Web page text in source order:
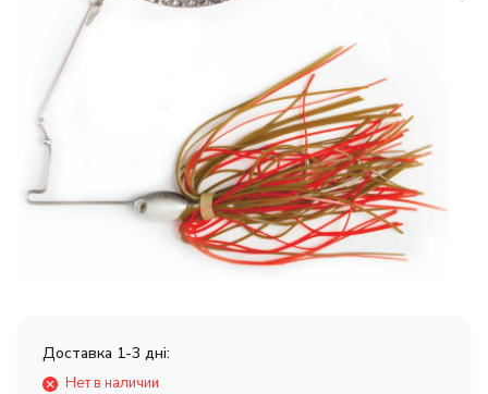
Доставка 1-3 дні:
Нет в наличии